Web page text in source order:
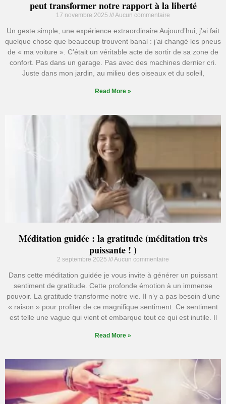
peut transformer notre rapport à la liberté
17 novembre 2025 Aucun commentaire
Un geste simple, une expérience extraordinaire Aujourd’hui, j’ai fait
quelque chose que beaucoup trouvent banal : j’ai changé les pneus
de « ma voiture ». C’était un véritable acte de sortir de sa zone de
confort. Pas dans un garage. Pas avec des machines dernier cri.
Juste dans mon jardin, au milieu des oiseaux et du soleil,
Read More »
Méditation guidée : la gratitude (méditation très
puissante ! )
2 septembre 2025 Aucun commentaire
Dans cette méditation guidée je vous invite à générer un puissant
sentiment de gratitude. Cette profonde émotion à un immense
pouvoir. La gratitude transforme notre vie. Il n’y a pas besoin d’une
« raison » pour profiter de ce magnifique sentiment. Ce sentiment
est telle une vague qui vient et embarque tout ce qui est inutile. Il
Read More »